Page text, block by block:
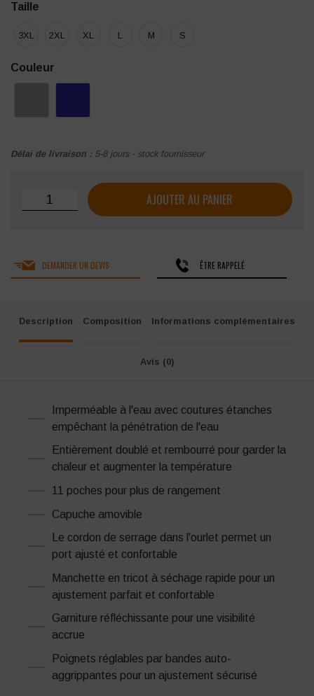
Taille
3XL 2XL XL L M S
Couleur
Délai de livraison : 5-8 jours - stock fournisseur
quantité de Parka PORTWEST WX3
AJOUTER AU PANIER
DEMANDER UN DEVIS ÊTRE RAPPELÉ
Description Composition Informations complémentaires
Avis (0)
Imperméable à l'eau avec coutures étanches
empêchant la pénétration de l'eau
Entièrement doublé et rembourré pour garder la
chaleur et augmenter la température
11 poches pour plus de rangement
Capuche amovible
Le cordon de serrage dans l'ourlet permet un
port ajusté et confortable
Manchette en tricot à séchage rapide pour un
ajustement parfait et confortable
Garniture réfléchissante pour une visibilité
accrue
Poignets réglables par bandes auto-
aggrippantes pour un ajustement sécurisé